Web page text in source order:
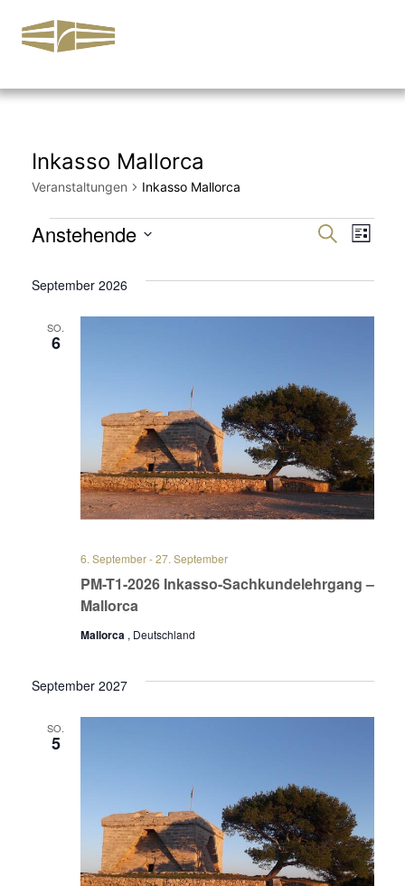
Inkasso Mallorca
Veranstaltungen Inkasso Mallorca
und
SucheListe
Anstehende
wählen.
September 2026
SO.
6
PM-T1-2026 Inkasso-Sachkundelehrgang –
Mallorca
6. September-27. September
Mallorca , Deutschland
September 2027
SO.
5